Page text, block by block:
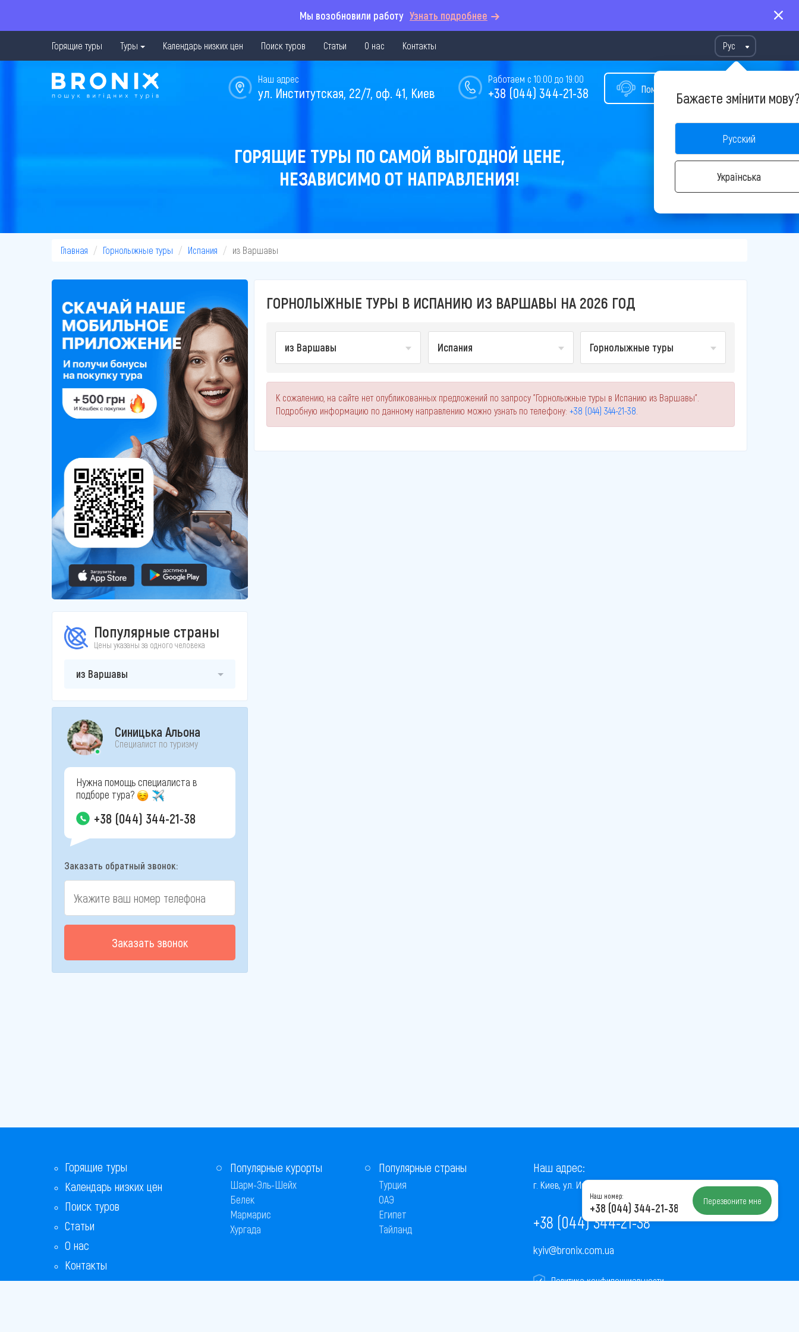
Мы возобновили работу Узнать подробнее
Горящие туры Туры Календарь низких цен Поиск туров Статьи О нас Контакты Рус
Бажаєте змінити
Русский
Українська
Помощь в подборе тура
Работаем с 10:00 до 19:00
+38 (044) 344-21-38
Наш адрес
ул. Институтская, 22/7, оф. 41, Киев
ГОРЯЩИЕ ТУРЫ ПО САМОЙ ВЫГОДНОЙ ЦЕНЕ,
НЕЗАВИСИМО ОТ НАПРАВЛЕНИЯ!
Главная Горнолыжные туры Испания из Варшавы
Популярные страны
Цены указаны за одного человека
из Варшавы
Синицька Альона
Специалист по туризму
Нужна помощь специалиста в
подборе тура?
+38 (044) 344-21-38
Заказать обратный звонок:
Заказать звонок
ГОРНОЛЫЖНЫЕ ТУРЫ В ИСПАНИЮ ИЗ ВАРШАВЫ НА 2026 ГОД
из Варшавы Испания Горнолыжные туры
К сожалению, на сайте нет опубликованных предложений по запросу "Горнолыжные туры в Испанию из Варшавы".
Подробную информацию по данному направлению можно узнать по телефону: +38 (044) 344-21-38
Горящие туры
Календарь низких цен
Поиск туров
Статьи
О нас
Контакты
Бонусная программа
Популярные курорты
Шарм-Эль-Шейх
Белек
Мармарис
Хургада
Популярные страны
Турция
ОАЭ
Египет
Тайланд
Наш адрес:
г. Киев, ул. Институтская, 22/7, оф. 41
+38 (044) 344-21-38
kyiv@bronix.com.ua
Политика конфиденциальности
Наш номер:
+38 (044) 344-21-38 Перезвоните мне